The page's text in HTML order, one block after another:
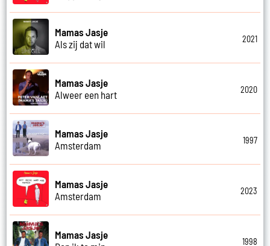
Mamas Jasje
Als zij dat wil
2021
Mamas Jasje
Alweer een hart
2020
Mamas Jasje
Amsterdam
1997
Mamas Jasje
Amsterdam
2023
Mamas Jasje
1998